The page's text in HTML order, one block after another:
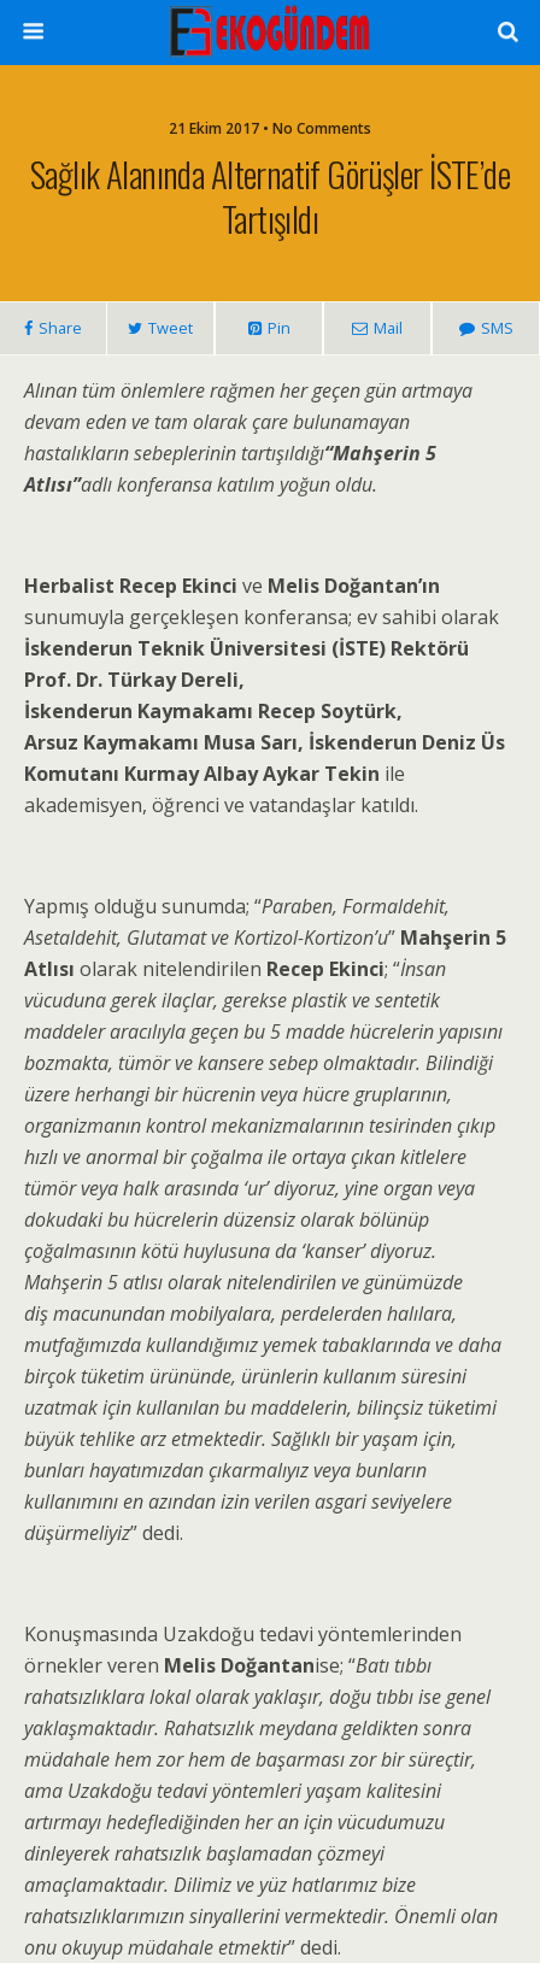
21 Ekim 2017 • No Comments
Sağlık Alanında Alternatif Görüşler İSTE’de
Tartışıldı
Share Tweet Pin Mail SMS
Alınan tüm önlemlere rağmen her geçen gün artmaya
devam eden ve tam olarak çare bulunamayan
hastalıkların sebeplerinin tartışıldığı“Mahşerin 5
Atlısı”adlı konferansa katılım yoğun oldu.
Herbalist Recep Ekinci ve Melis Doğantan’ın
sunumuyla gerçekleşen konferansa; ev sahibi olarak
İskenderun Teknik Üniversitesi (İSTE) Rektörü
Prof. Dr. Türkay Dereli,
İskenderun Kaymakamı Recep Soytürk,
Arsuz Kaymakamı Musa Sarı, İskenderun Deniz Üs
Komutanı Kurmay Albay Aykar Tekin ile
akademisyen, öğrenci ve vatandaşlar katıldı.
Yapmış olduğu sunumda; “Paraben, Formaldehit,
Asetaldehit, Glutamat ve Kortizol-Kortizon’u” Mahşerin 5
Atlısı olarak nitelendirilen Recep Ekinci; “İnsan
vücuduna gerek ilaçlar, gerekse plastik ve sentetik
maddeler aracılıyla geçen bu 5 madde hücrelerin yapısını
bozmakta, tümör ve kansere sebep olmaktadır. Bilindiği
üzere herhangi bir hücrenin veya hücregruplarının,
organizmanın kontrol mekanizmalarının tesirinden çıkıp
hızlı ve anormal bir çoğalma ile ortaya çıkan kitlelere
tümör veya halk arasında ‘ur’ diyoruz, yine organ veya
dokudaki bu hücrelerin düzensiz olarak bölünüp
çoğalmasının kötü huylusuna da ‘kanser’ diyoruz.
Mahşerin 5 atlısı olarak nitelendirilen ve günümüzde
diş macunundan mobilyalara, perdelerden halılara,
mutfağımızda kullandığımız yemek tabaklarında ve daha
birçok tüketim ürününde, ürünlerin kullanım süresini
uzatmak için kullanılan bu maddelerin, bilinçsiz tüketimi
büyük tehlike arz etmektedir. Sağlıklı bir yaşam için,
bunları hayatımızdan çıkarmalıyız veya bunların
kullanımını en azından izin verilen asgari seviyelere
düşürmeliyiz” dedi.
Konuşmasında Uzakdoğu tedavi yöntemlerinden
örnekler veren Melis Doğantanise; “Batı tıbbı
rahatsızlıklara lokal olarak yaklaşır, doğu tıbbı ise genel
yaklaşmaktadır. Rahatsızlık meydana geldikten sonra
müdahale hem zor hem de başarması zor bir süreçtir,
ama Uzakdoğu tedavi yöntemleri yaşam kalitesini
artırmayı hedeflediğinden her an için vücudumuzu
dinleyerek rahatsızlık başlamadan çözmeyi
amaçlamaktadır. Dilimiz ve yüz hatlarımız bize
rahatsızlıklarımızın sinyallerini vermektedir. Önemli olan
onu okuyup müdahale etmektir” dedi.